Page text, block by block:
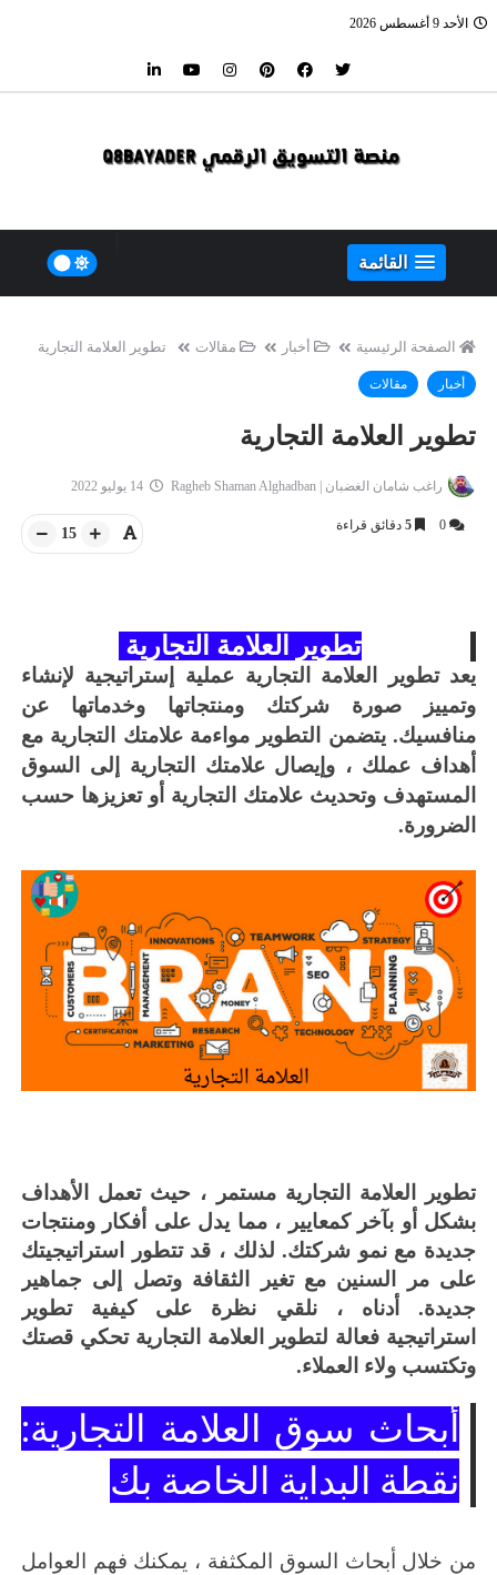
الأحد 9 أغسطس 2026
القائمة
الصفحة الرئيسية أخبار مقالات تطوير العلامة التجارية
أخبار مقالات
تطوير العلامة التجارية
راغب شامان الغضبان | Ragheb Shaman Alghadban
0
5 دقائق قراءة 15
تطوير العلامة التجارية
يعد تطوير العلامة التجارية عملية إستراتيجية لإنشاء
وتمييز صورة شركتك ومنتجاتها وخدماتها عن
منافسيك.يتضمن التطوير مواءمة علامتك التجارية مع
أهداف عملك ، وإيصال علامتك التجارية إلى السوق
المستهدف وتحديث علامتك التجارية أو تعزيزها حسب
الضرورة.
تطوير العلامة التجارية مستمر ، حيث تعمل الأهداف
بشكل أو بآخر كمعايير ، مما يدل على أفكار ومنتجات
جديدة مع نمو شركتك. لذلك ، قد تتطور استراتيجيتك
على مر السنين مع تغير الثقافة وتصل إلى جماهير
جديدة.
أدناه ، نلقي نظرة على كيفية تطوير
استراتيجية فعالة لتطوير العلامة التجارية تحكي قصتك
وتكتسب ولاء العملاء.
أبحاث سوق العلامة التجارية:
نقطة البداية الخاصة بك
من خلال أبحاث السوق المكثفة ، يمكنك فهم العوامل